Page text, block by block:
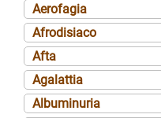
Aerofagia
Afrodisiaco
Afta
Agalattia
Albuminuria